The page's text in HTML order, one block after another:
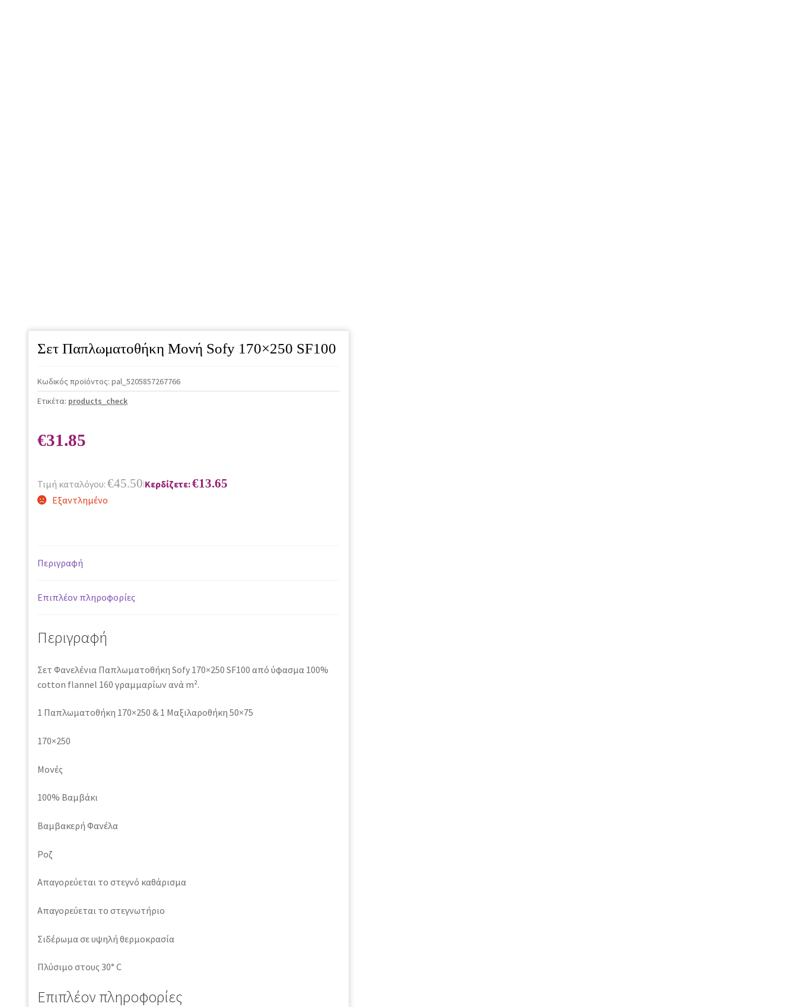
Σετ Παπλωματοθήκη Μονή Sofy 170×250 SF100
Κωδικός προϊόντος: pal_5205857267766
Ετικέτα: products_check
€31.85
Τιμή καταλόγου: €45.50|Κερδίζετε:€13.65
Εξαντλημένο
Περιγραφή
Επιπλέον πληροφορίες
Περιγραφή
Σετ Φανελένια Παπλωματοθήκη Sofy 170×250 SF100 από ύφασμα 100%
cotton flannel 160 γραμμαρίων ανά m².
1 Παπλωματοθήκη 170×250 & 1 Μαξιλαροθήκη 50×75
170×250
Μονές
100% Βαμβάκι
Βαμβακερή Φανέλα
Ροζ
Απαγορεύεται το στεγνό καθάρισμα
Απαγορεύεται το στεγνωτήριο
Σιδέρωμα σε υψηλή θερμοκρασία
Πλύσιμο στους 30° C
Επιπλέον πληροφορίες